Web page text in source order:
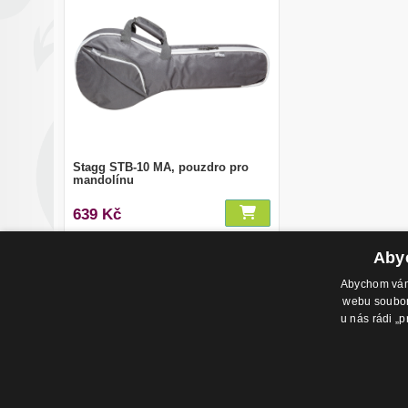
Stagg STB-10 MA, pouzdro pro
mandolínu
639 Kč
Adresa
Abychom
webu
u nás rádi